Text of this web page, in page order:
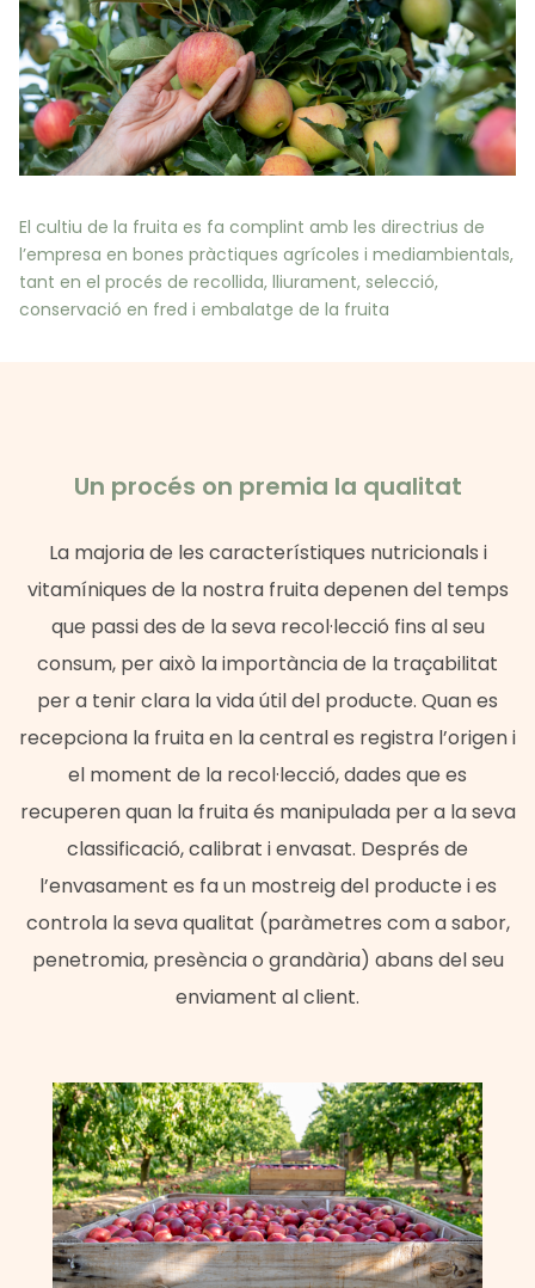
El cultiu de la fruita es fa complint amb les directrius de
l’empresa en bones pràctiques agrícoles i mediambientals,
tant en el procés de recollida, lliurament, selecció,
conservació en fred i embalatge de la fruita
Un procés on premia la qualitat
La majoria de les característiques nutricionals i
vitamíniques de la nostra fruita depenen del temps
que passi des de la seva recol·lecció fins al seu
consum, per això la importància de la traçabilitat
per a tenir clara la vida útil del producte. Quan es
recepciona la fruita en la central es registra l’origen i
el moment de la recol·lecció, dades que es
recuperen quan la fruita és manipulada per a la seva
classificació, calibrat i envasat. Després de
l’envasament es fa un mostreig del producte i es
controla la seva qualitat (paràmetres com a sabor,
penetromia, presència o grandària) abans del seu
enviament al client.